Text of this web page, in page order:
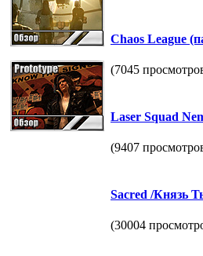
Chaos League
(7045
Laser Squad
(9407
Sacred /Князь
(30004